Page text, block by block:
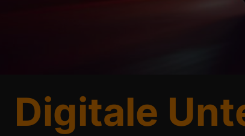
Digitale
Wenn Sie
Hier finden
geben oder
Alle